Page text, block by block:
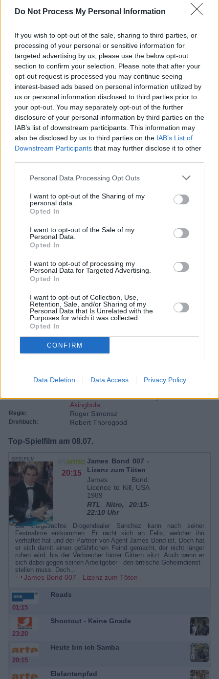
Do Not Process My Personal Information
If you wish to opt-out of the sale, sharing to third parties, or
processing of your personal or sensitive information for
targeted advertising by us, please use the below opt-out
section to confirm your selection. Please note that after your
opt-out request is processed you may continue seeing
interest-based ads based on personal information utilized by
us or personal information disclosed to third parties prior to
your opt-out. You may separately opt-out of the further
disclosure of your personal information by third parties on the
IAB’s list of downstream participants. This information may
also be disclosed by us to third parties on the IAB’s List of
Downstream Participants that may further disclose it to other
Personal Data Processing Opt Outs
I want to opt-out of the Sharing of my
personal data.
Opted In
I want to opt-out of the Sale of my
Personal Data.
Opted In
I want to opt-out of processing my
Personal Data for Targeted Advertising.
Opted In
I want to opt-out of Collection, Use,
Retention, Sale, and/or Sharing of my
Personal Data that Is Unrelated with the
Purposes for which it was collected.
Opted In
CONFIRM
Data Deletion Data Access Privacy Policy
Bild 1 von 5
Florence Cassell (Joséphine Jobert, l.) und Humphrey (Kris
Marshall, 2.v.l.) befragen im Beisein von Tante Mary (Wendy
Craig, 2.v.r.) Freddie Hamilton (Eddie Nestor, r.).
Details
sie die Leiche des Briten John Green. John war sehr unauffällig und
das erste Mal auf der Insel. Die Ermittlungen gehen nur langsam voran,
des Toten ermittelt, wird Humphrey von einem Unbekannten angegriffen
und kommt ins Krankenhaus. Der Hinweis, dass das Opfer John Green
in Wirklichkeit Marcus Knight heißt, im Zeugenschutzprogramm ist und
Identitäten und Geld zu lösen.
Personen
Schauspieler:
Kris Marshall
DI Humphrey
Joséphine Jobert
Cassell
Don Warrington
Commissioner Selwyn
Robert Daws
Susie Amy
Ella Thomas
Fola Evans-
Akingbola
Rosey Fabrice
Regie: Roger Simonsz
Drehbuch: Robert Thorogood
Top-Spielfilm am 08.07.
SPIELFILM
20:15
James Bond 007 -
Lizenz zum Töten
James Bond:
Licence to Kill, USA
1989
RTL Nitro, 20:15-
22:10 Uhr
Der vielgesuchte Drogendealer Sanchez kann nach seiner
Festnahme entkommen. Er rächt sich an Felix, welcher ihn
verhaftet hat und der Partner von Agent James Bond ist. Doch hat
er sich damit einen gefährlichen Feind gemacht, der nicht länger
ruhen wird, bis der Verbrecher hinter Gittern sitzt. Auch wenn er
sich dabei gegen seinen Arbeitgeber - den britische Geheimdienst -
stellen muss. Doch...
James Bond 007 - Lizenz zum Töten
01:15
Roads
23:20
Shootout - Keine Gnade
20:15
Heute bin ich Samba
Elefantenpfad